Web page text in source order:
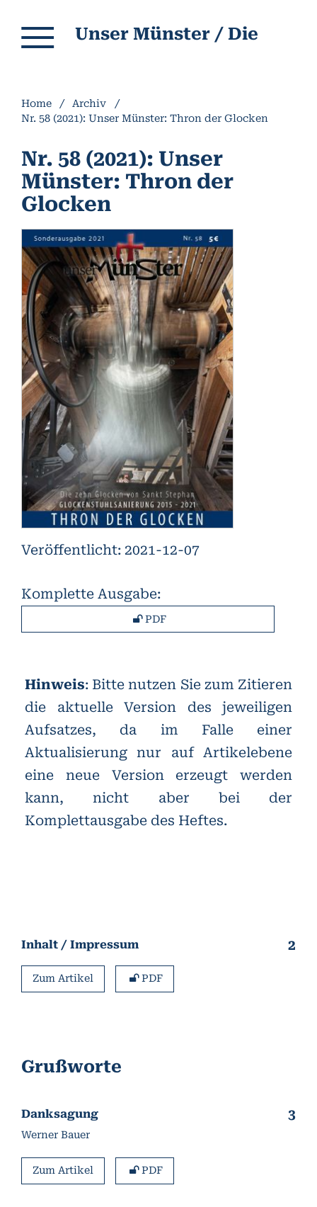
Home / Archiv
/
Nr. 58 (2021): Unser Münster: Thron der Glocken
Nr. 58 (2021): Unser
Münster: Thron der
Glocken
Veröffentlicht: 2021-12-07
Komplette Ausgabe:
PDF
Hinweis: Bitte nutzen Sie zum Zitieren
die aktuelle Version des jeweiligen
Aufsatzes, da im Falle einer
Aktualisierung nur auf Artikelebene
eine neue Version erzeugt werden
kann, nicht aber bei der
Komplettausgabe des Heftes.
Inhalt / Impressum
Zum Artikel PDF
2
Grußworte
Danksagung
Werner Bauer
Zum Artikel PDF
3